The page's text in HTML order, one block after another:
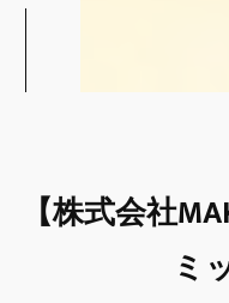
【株式会社
ミ